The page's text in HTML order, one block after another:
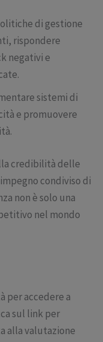
di gestione
rispondere
negativi e
sistemi di
e promuovere
credibilità delle
condiviso di
non è solo una
nel mondo
per accedere a
sul link per
alla valutazione